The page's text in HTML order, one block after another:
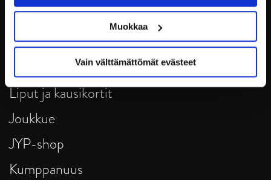
Muokkaa
Vain välttämättömät evästeet
Tietosuoja
Ottelut
Liput ja kausikortit
Joukkue
JYP-shop
Kumppanuus